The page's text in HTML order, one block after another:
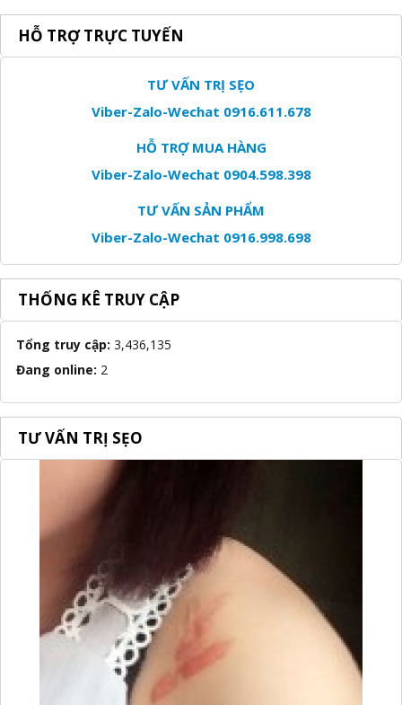
HỖ TRỢ TRỰC TUYẾN
TƯ VẤN TRỊ SẸO
Viber-Zalo-Wechat 0916.611.678
HỖ TRỢ MUA HÀNG
Viber-Zalo-Wechat 0904.598.398
TƯ VẤN SẢN PHẨM
Viber-Zalo-Wechat 0916.998.698
THỐNG KÊ TRUY CẬP
Tổng truy cập: 3,436,135
Đang online: 2
TƯ VẤN TRỊ SẸO